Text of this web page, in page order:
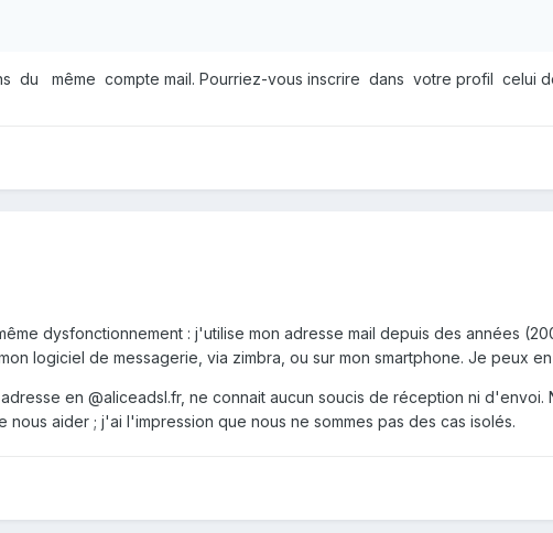
du même compte mail. Pourriez-vous inscrire dans votre profil celui
dysfonctionnement : j'utilise mon adresse mail depuis des années
logiciel de messagerie, via zimbra, ou sur mon smartphone. Je peux
en @aliceadsl.fr, ne connait aucun soucis de réception ni
nous aider ; j'ai l'impression que nous ne sommes pas des cas isolés.